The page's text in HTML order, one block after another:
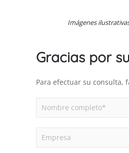
Imágenes
Gracias por
Para efectuar su consulta,